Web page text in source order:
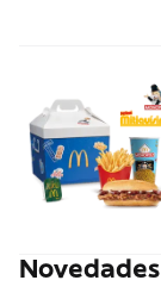
Novedades